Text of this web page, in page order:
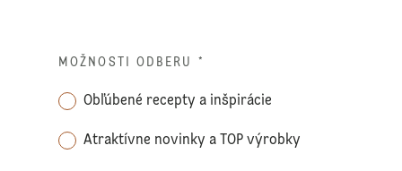
MOŽNOSTI ODBERU *
Obľúbené recepty a inšpirácie
Atraktívne novinky a TOP výrobky